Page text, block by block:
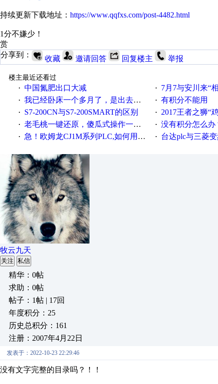
持续更新下载地址： https://www.qqfxs.com/post-4482.html
1分不嫌少！
赏
分享到：
收藏 邀请回答 回复楼主 举报
楼主最近还看过
· 中国氮肥出口大减 · 7月7与安川来“
· 我已经卧床一个多月了，是出去安装机械手在高速遭遇车祸所致:大家工作都要特别注意啊 · 有积分不能用
· S7-200CN与S7-200SMART的区别 · 2017王者之狮“鸡”情签到
· 老毛桃一键还原，傻瓜式操作一键轻松备份还原；程序为向导式安装，一键即可实现自动备份或还原系统。 · 没有积分怎么办
· 急！欧姆龙CJ1M系列PLC,如何用时间控制变频器。要求时间在组态王中可以自由输入！拜托各位大神了！ · 台达plc与三菱
牧云九天
关注 私信
精华：0帖
求助：0帖
帖子：1帖 | 17回
年度积分：25
历史总积分：161
注册：2007年4月22日
发表于：2022-10-23 22:29:46
没有文字完整的目录吗？！！